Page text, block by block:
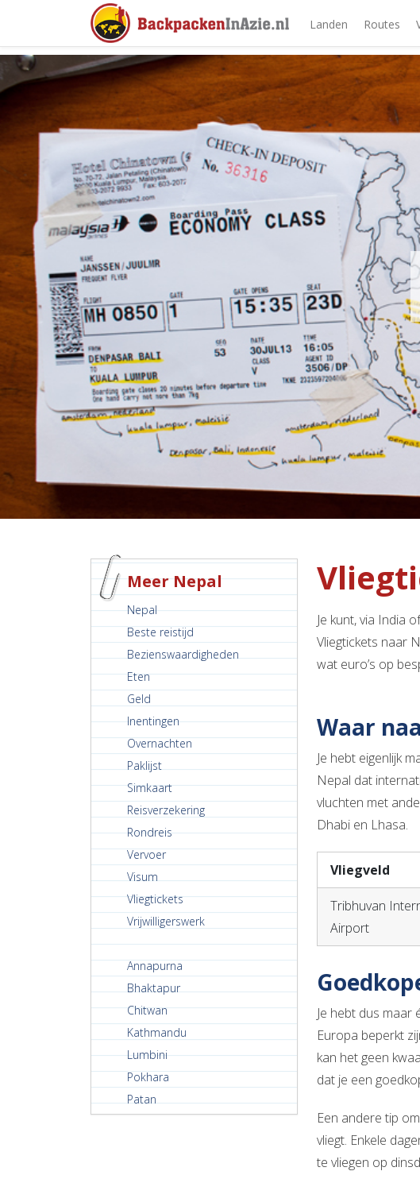
Landen Routes
Meer Nepal
Nepal
Beste reistijd
Bezienswaardigheden
Eten
Geld
Inentingen
Overnachten
Paklijst
Simkaart
Reisverzekering
Rondreis
Vervoer
Visum
Vliegtickets
Vrijwilligerswerk
Annapurna
Bhaktapur
Chitwan
Kathmandu
Lumbini
Pokhara
Patan
Je kunt, via India
Vliegtickets naar
wat euro’s op
Waar
Je hebt eigenlijk
Nepal dat
vluchten met
Dhabi en Lhasa.
Vliegveld
Tribhuvan
Airport
Je hebt dus maar
Europa beperkt
kan het geen
dat je een
Een andere tip
vliegt. Enkele
te vliegen op